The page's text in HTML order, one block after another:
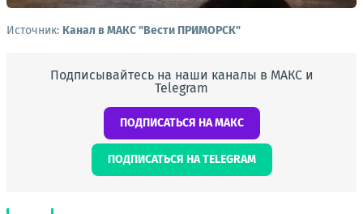
Источник: Канал в МАКС "Вести ПРИМОРСК"
Подписывайтесь на наши каналы в МАКС и
Telegram
ПОДПИСАТЬСЯ НА МАКС
ПОДПИСАТЬСЯ НА TELEGRAM